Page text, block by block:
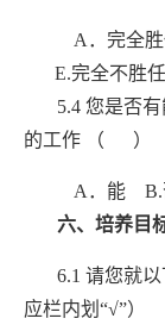
A ．完全
E.完全不胜任
5.4 您是否
的工作 （ ）
A ．能 B.
六、培养目
6.1 请您就
应栏内划 “√”）